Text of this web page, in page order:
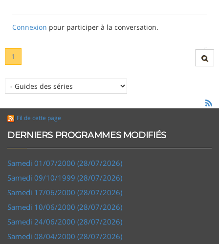
Connexion pour participer à la conversation.
1
Fil de cette page
DERNIERS PROGRAMMES MODIFIÉS
Samedi 01/07/2000 (28/07/2026)
Samedi 09/10/1999 (28/07/2026)
Samedi 17/06/2000 (28/07/2026)
Samedi 10/06/2000 (28/07/2026)
Samedi 24/06/2000 (28/07/2026)
Samedi 08/04/2000 (28/07/2026)